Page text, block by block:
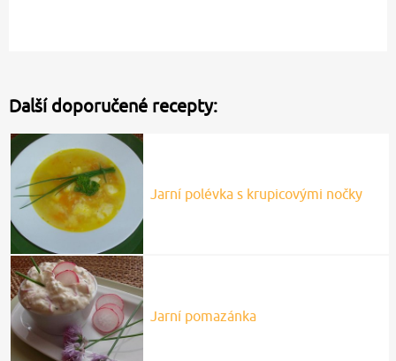
Další doporučené recepty:
Jarní polévka s krupicovými nočky
Jarní pomazánka